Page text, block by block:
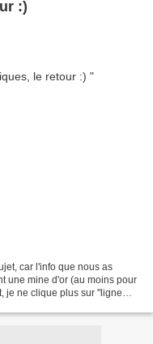
:)
car l'info que nous as
une mine d'or (au moins pour
je ne clique plus sur "ligne